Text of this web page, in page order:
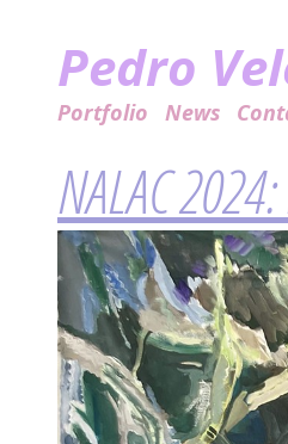
Pedro
Portfolio News
NALAC